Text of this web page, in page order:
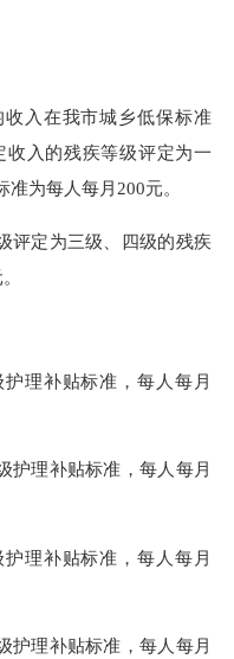
入在我市城乡低保标准
收入的残疾等级评定为一
为每人每月200元。
定为三级、四级的残疾
理补贴标准，每人每月
理补贴标准，每人每月
理补贴标准，每人每月
理补贴标准，每人每月